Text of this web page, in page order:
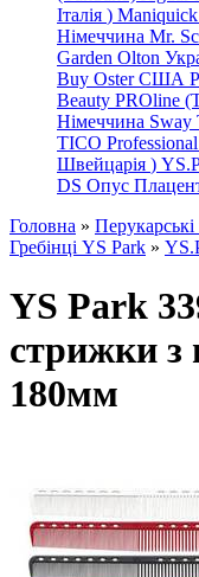
Італія )
Німеччина Mr.
Garden Olton
Buy Oster США
Beauty PROline
Німеччина Sway
TICO Professional
Швейцарія )
DS Опус
Головна »
Гребінці YS Park »
YS Park
стрижки з
180мм